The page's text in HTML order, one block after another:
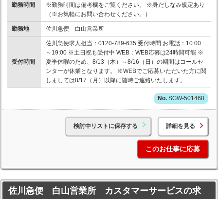
勤務時間
※勤務時間は備考欄をご覧ください。 ※身だしなみ規定あり
（※お気軽にお問い合わせください。）
勤務地 佐川急便 白山営業所
受付時間
佐川急便求人担当：0120-789-635 受付時間 お電話：10:00
～19:00 ※土日祝も受付中 WEB：WEB応募は24時間可能 ※
夏季休暇のため、8/13（木）～8/16（日）の期間はコールセ
ンターが休業となります。 ※WEBでご応募いただいた方に関
しましては8/17（月）以降に随時ご連絡いたします。
SGW-501468
検討中リストに保存する 詳細を見る
このお仕事に応募
佐川急便 白山営業所 カスタマーサービスの求